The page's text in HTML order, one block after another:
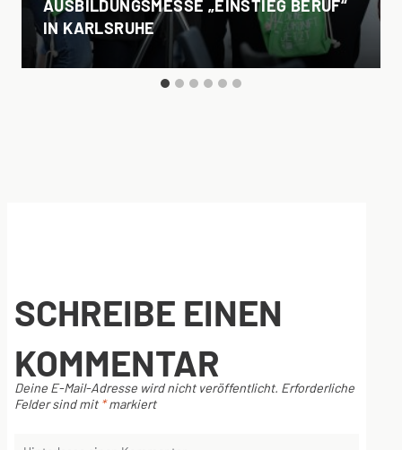
AUSBILDUNGSMESSE „EINSTIEG BERUF“
IN KARLSRUHE
SCHREIBE EINEN
KOMMENTAR
Deine E-Mail-Adresse wird nicht veröffentlicht. Erforderliche
Felder sind mit *markiert